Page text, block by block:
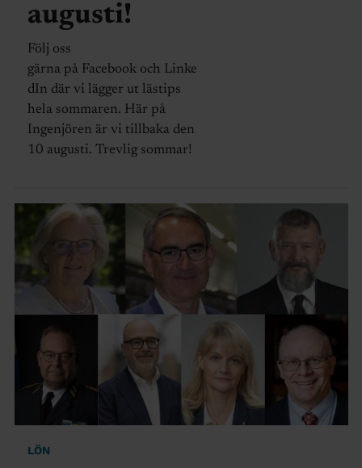
augusti!
Följ oss
gärna på Facebook och Linke
dIn där vi lägger ut lästips
hela sommaren. Här på
Ingenjören är vi tillbaka den
10 augusti. Trevlig sommar!
LÖN